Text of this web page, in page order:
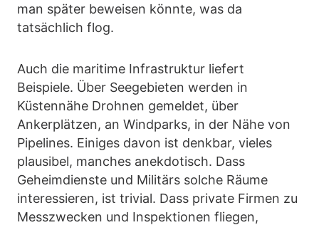
man später beweisen könnte, was da
tatsächlich flog.
Auch die maritime Infrastruktur liefert
Beispiele. Über Seegebieten werden in
Küstennähe Drohnen gemeldet, über
Ankerplätzen, an Windparks, in der Nähe von
Pipelines. Einiges davon ist denkbar, vieles
plausibel, manches anekdotisch. Dass
Geheimdienste und Militärs solche Räume
interessieren, ist trivial. Dass private Firmen zu
Messzwecken und Inspektionen fliegen,